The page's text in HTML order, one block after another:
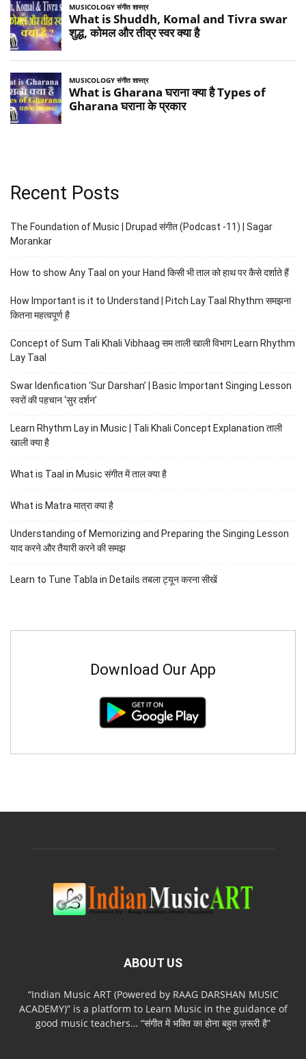
Recent Posts
The Foundation of Music | Drupad संगीत (Podcast -11) | Sagar
Morankar
How to show Any Taal on your Hand किसी भी ताल को हाथ पर कैसे दर्शाते हैं
How Important is it to Understand | Pitch Lay Taal Rhythm समझना
कितना महत्वपूर्ण है
Concept of Sum Tali Khali Vibhaag सम ताली खाली विभाग Learn Rhythm
Lay Taal
Swar Idenfication ‘Sur Darshan’ | Basic Important Singing Lesson
स्वरों की पहचान ‘सुर दर्शन’
Learn Rhythm Lay in Music | Tali Khali Concept Explanation ताली
खाली क्या है
What is Taal in Music संगीत में ताल क्या है
What is Matra मात्रा क्या है
Understanding of Memorizing and Preparing the Singing Lesson
याद करने और तैयारी करने की समझ
Learn to Tune Tabla in Details तबला ट्यून करना सीखें
Download Our App
ABOUT US
“Indian Music ART (Powered by RAAG DARSHAN MUSIC
ACADEMY)” is a platform to Learn Music in the guidance of
good music teachers… “संगीत में भक्ति का होना बहुत ज़रूरी है”